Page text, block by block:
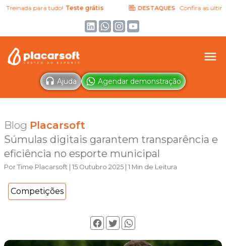
para tudo! Teste grátis DESTAQUES Confira as últimas
Ajuda Agendar demonstração
Blog Placarsoft
Súmulas digitais garantem transparência e
eficiência no esporte municipal
Por Time Placarsoft | 15 Outubro 2025 | 1 Min de Leitura
Competições